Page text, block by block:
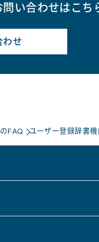
問い合わせはこち
わせ
FAQ ユーザー登録辞書